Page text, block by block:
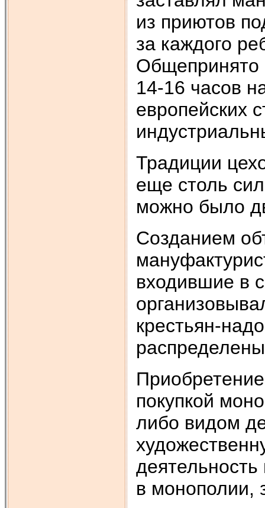
из приютов
за каждого
Общепринято
14-16 часов
европейских
Традиции
еще столь
можно было
Созданием
входившие в
крестьян-
покупкой
либо видом
в монополии,